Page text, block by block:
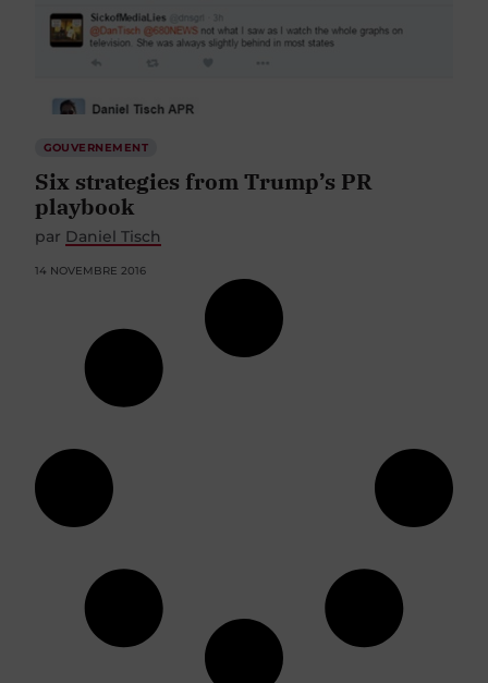
GOUVERNEMENT
Six strategies from Trump’s PR
playbook
par Daniel Tisch
14 NOVEMBRE 2016